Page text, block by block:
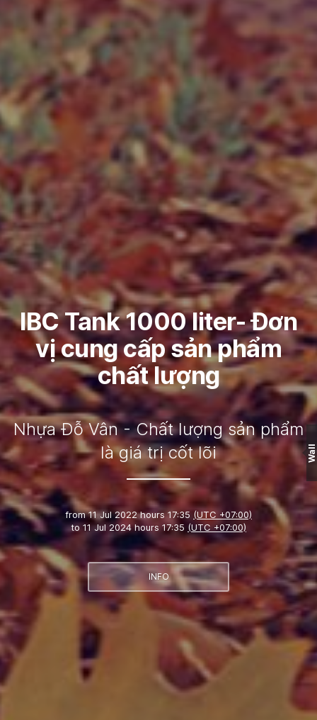
IBC Tank 1000 liter- Đơn
vị cung cấp sản phẩm
chất lượng
Nhựa Đỗ Vân - Chất lượng sản phẩm
là giá trị cốt lõi
from11 Jul 2022 hours 17:35 (UTC +07:00)
to 11 Jul 2024 hours 17:35 (UTC +07:00)
INFO
Wall